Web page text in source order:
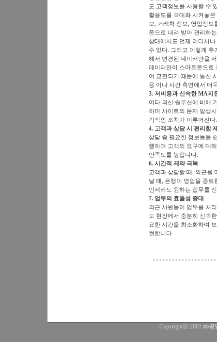
도 고객정보를 사용할 수
활용도를 극대화 시켜놓
보, 거래처 정보, 영업정보
폰으로 내려 받아 관리하
상태에서도 언제 어디서
수 있다. 그리고 이렇게 추
해서 변경된 데이터만을
데이터만이 스마트폰으로
여 교환되기 때문에 통신
용 이나 시간 측면에서 더
3. 저비용과 신속한 MA지
여타 외산 솔루션에 비해
하며 사이트의 문제 발생
각적인 조치가 이루어진다.
4. 고객과 상담 시 편리함
상담 중 필요한 정보들을
행하며 고객의 요구에 대
만족도를 높입니다.
6. 시간적 제약 극복
고객과 상담할 때, 외근을
날 때, 은행이 영업을 종료
언제라도 원하는 업무를
7. 업무의 효율성 증대
외근 사원들이 업무를 처
도 현장에서 충분히 신속
요한 시간을 최소화하여
현합니다.
Copyrightⓒ 2001 ㈜공